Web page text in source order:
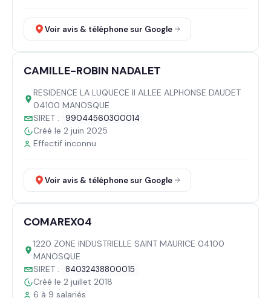
Voir avis & téléphone sur Google
CAMILLE-ROBIN NADALET
RESIDENCE LA LUQUECE II ALLEE ALPHONSE DAUDET
04100 MANOSQUE
SIRET :
99044560300014
Créé le 2 juin 2025
Effectif inconnu
Voir avis & téléphone sur Google
COMAREX04
1220 ZONE INDUSTRIELLE SAINT MAURICE 04100
MANOSQUE
SIRET :
84032438800015
Créé le 2 juillet 2018
6 à 9 salariés